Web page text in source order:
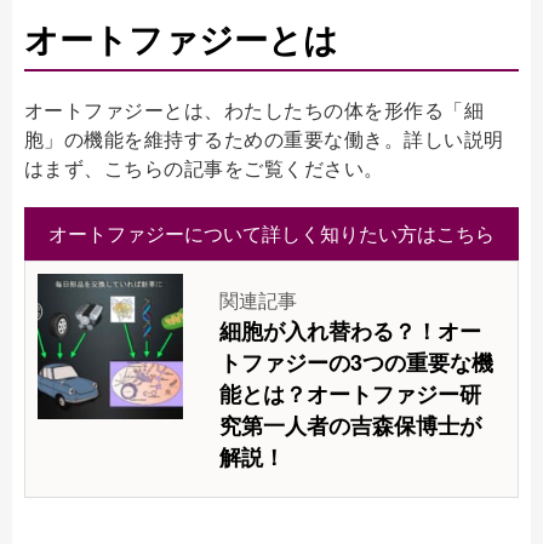
オートファジーとは
オートファジーとは、わたしたちの体を形作る「細
胞」の機能を維持するための重要な働き。詳しい説明
はまず、こちらの記事をご覧ください。
オートファジーについて詳しく知りたい方はこちら
関連記事
細胞が入れ替わる？！オー
トファジーの3つの重要な機
能とは？オートファジー研
究第一人者の吉森保博士が
解説！